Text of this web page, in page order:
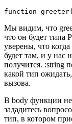
Мы видим, что
что он будет типа
уверены, что
будет там, и у нас
получится. :string
какой тип
вызова.
В body функции
зададитесь
тип, в котором